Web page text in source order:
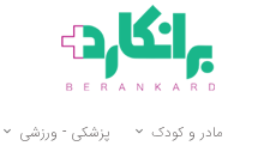
مادر و کودک پزشکی - ورزشی